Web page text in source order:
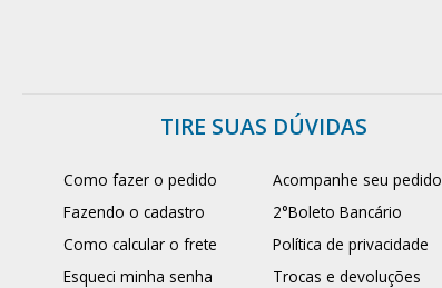
TIRE SUAS DÚVIDAS
Como fazer o pedido
Fazendo o cadastro
Como calcular o frete
Esqueci minha senha
Acompanhe seu pedido
2°Boleto Bancário
Política de privacidade
Trocas e devoluções